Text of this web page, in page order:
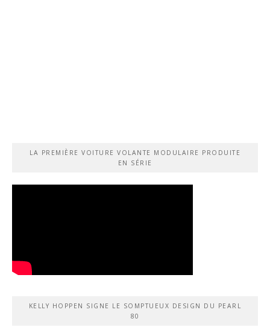
LA PREMIÈRE VOITURE VOLANTE MODULAIRE PRODUITE
EN SÉRIE
KELLY HOPPEN SIGNE LE SOMPTUEUX DESIGN DU PEARL
80